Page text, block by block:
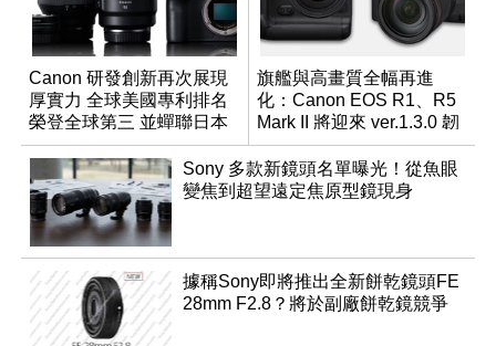
Canon 研發創新再次展現
厚實力 全球美國專利排名
榮登全球第三 並蟬聯日本
企業排名榜首
旗艦與高畫質全幅再進
化：Canon EOS R1、R5
Mark II 將迎來 ver.1.3.0 韌
體更新
Sony 多款新鏡頭名單曝光！從魚眼
變焦到超望遠定焦原型鏡現身
據稱Sony即將推出全新餅乾鏡頭FE
28mm F2.8？將於副廠餅乾鏡競爭